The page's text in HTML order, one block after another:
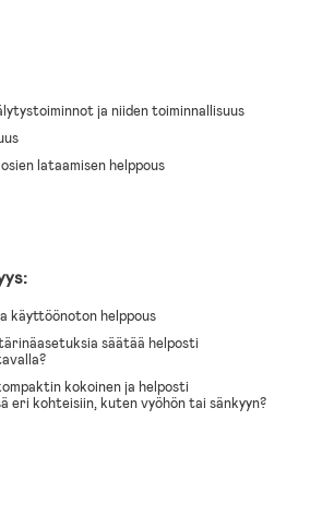
ja niiden toiminnallisuus
lataamisen helppous
käyttöönoton helppous
säätää helposti
kokoinen ja helposti
eri kohteisiin, kuten vyöhön tai sänkyyn?